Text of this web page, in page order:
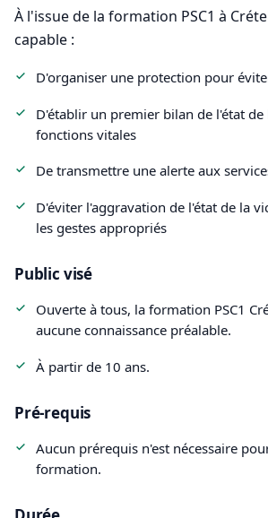
À l'issue de la formation PSC1 à
capable :
D'organiser une protection pour
D'établir un premier bilan de l'état de
fonctions vitales
De transmettre une alerte aux
D'éviter l'aggravation de l'état de la
les gestes appropriés
Public visé
Ouverte à tous, la formation PSC1
aucune connaissance préalable.
À partir de 10 ans.
Pré-requis
Aucun prérequis n'est nécessaire
formation.